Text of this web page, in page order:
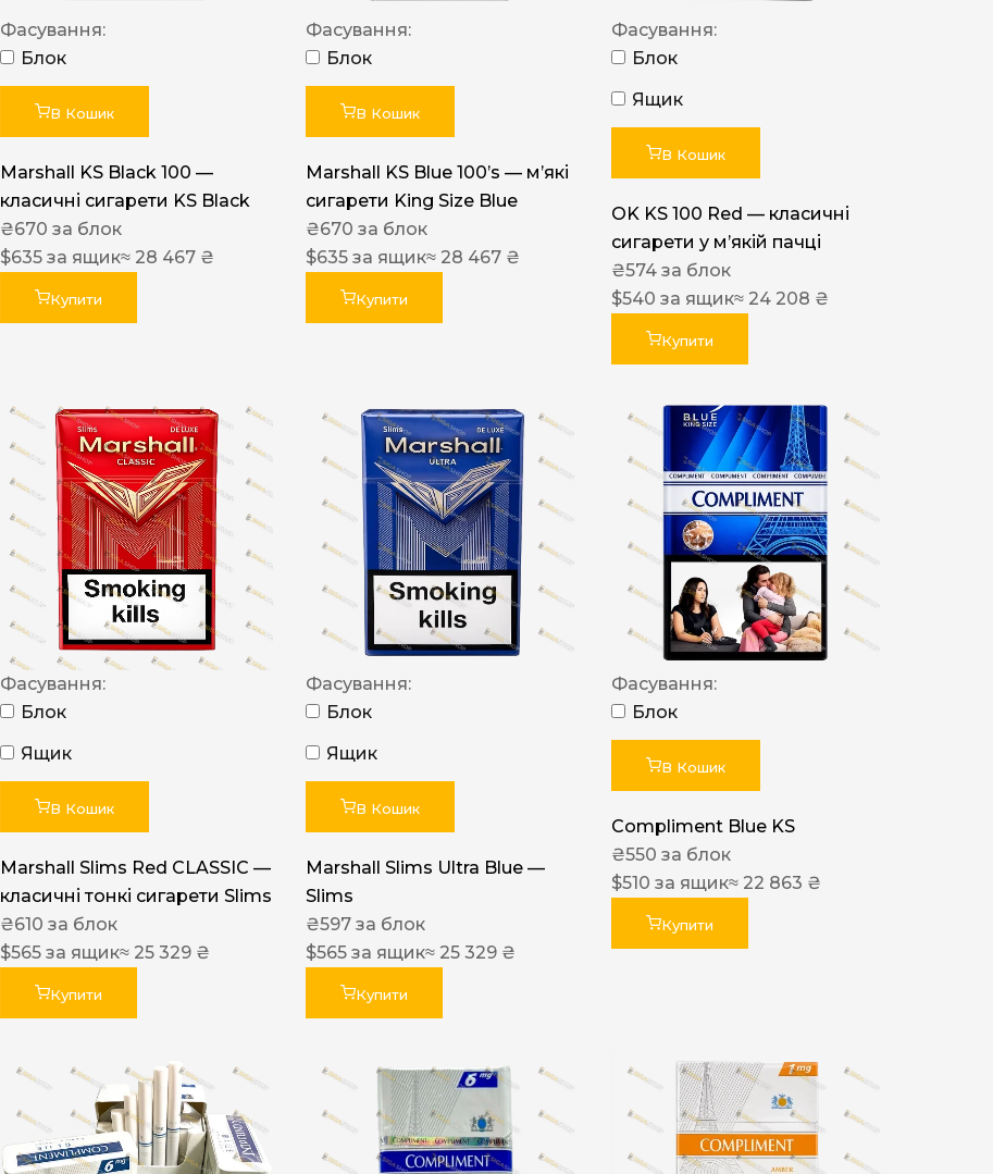
Leana
ASTRU
De Santis
MONUS
NERO
NERO
Гуцульскі
Italian Blend 821
OSCAR
Cigaronne
Фасування:
Блок
В Кошик
Marshall KS Black 100 —
класичні сигарети KS Black
₴670 за блок
$635 за ящик≈ 28 467 ₴
Купити
Фасування:
Блок
В Кошик
Marshall KS Blue 100’s — м’які
сигарети King Size Blue
₴670 за блок
$635 за ящик≈ 28 467 ₴
Купити
Фасування:
Блок
Ящик
В Кошик
OK KS 100 Red — класичні
сигарети у м’якій пачці
₴574 за блок
$540 за ящик≈ 24 208 ₴
Купити
Фасування:
Блок
Ящик
В Кошик
Marshall Slims Red CLASSIC —
класичні тонкі сигарети Slims
₴610 за блок
$565 за ящик≈ 25 329 ₴
Купити
Фасування:
Блок
Ящик
В Кошик
Marshall Slims Ultra Blue —
Slims
₴597 за блок
$565 за ящик≈ 25 329 ₴
Купити
Фасування:
Блок
В Кошик
Compliment Blue KS
₴550 за блок
$510 за ящик≈ 22 863 ₴
Купити